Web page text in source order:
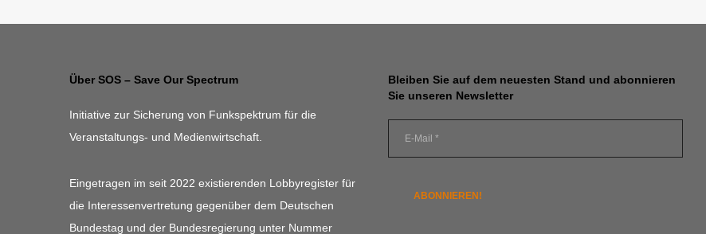
Über SOS – Save Our Spectrum
Initiative zur Sicherung von Funkspektrum für die
Veranstaltungs- und Medienwirtschaft.
Eingetragen im seit 2022 existierenden Lobbyregister für
die Interessenvertretung gegenüber dem Deutschen
Bundestag und der Bundesregierung unter Nummer
Bleiben Sie auf dem neuesten Stand und abonnieren
Sie unseren Newsletter